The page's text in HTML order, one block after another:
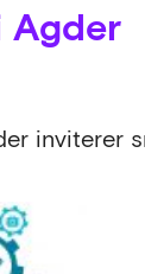
Agder
inviterer